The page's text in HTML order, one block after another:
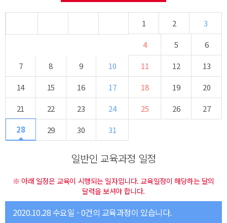
1 2
3
4
5
6
7
8 9 10 11 12
13
14
15 16 17 18 19
20
21
22 23 24 25 26
27
28
29 30 31
일반인 교육과정 일정
※ 아래 일정은 교육이 시행되는 일자입니다. 교육일정이 해당하는 달의
달력을 보셔야 합니다.
2020.10.28 수요일 - 0건의 교육과정이 있습니다.